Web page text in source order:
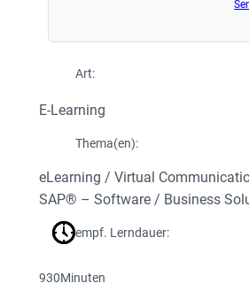
Art:
E-Learning
Thema(en):
eLearning / Virtual
SAP® – Software / Business
empf. Lerndauer:
930Minuten